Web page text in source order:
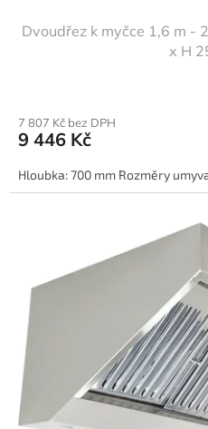
Dvoudřez k myčce 1,6 m -
x H
7 807 Kč bez DPH
9 446 Kč
Hloubka: 700 mm Rozměry